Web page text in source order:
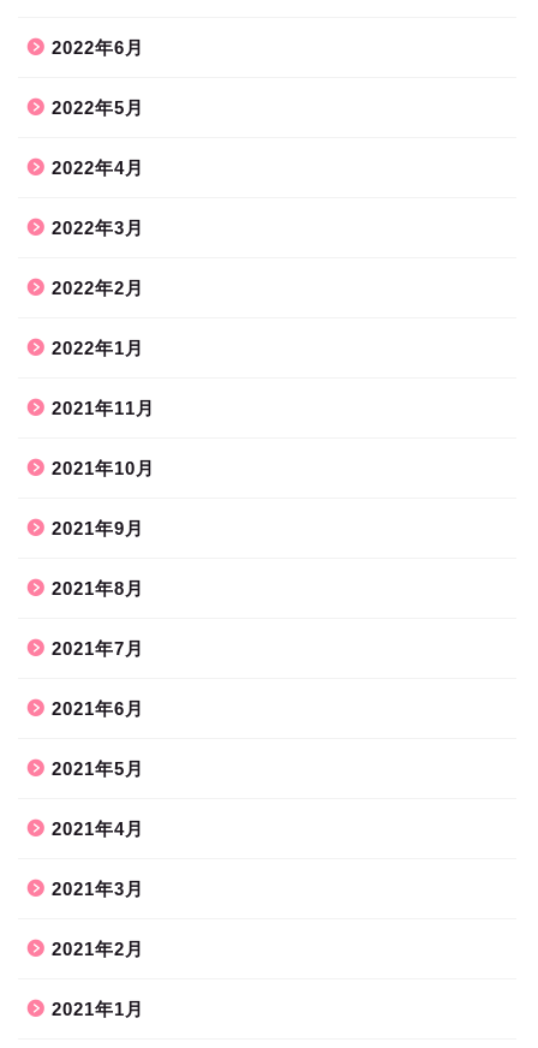
2022年6月
2022年5月
2022年4月
2022年3月
2022年2月
2022年1月
2021年11月
2021年10月
2021年9月
2021年8月
2021年7月
2021年6月
2021年5月
2021年4月
2021年3月
2021年2月
2021年1月